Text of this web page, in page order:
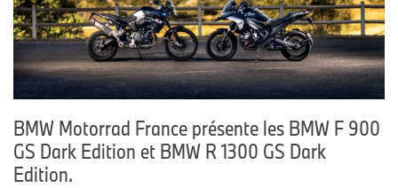
BMW Motorrad France présente les BMW F 900
GS Dark Edition et BMW R 1300 GS Dark
Edition.